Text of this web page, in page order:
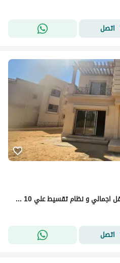
اتصل
فيلا للبيع فى مدينتى نموذج B3 باقل اجمالي و نظام تقسيط علي 10 سنه
اتصل